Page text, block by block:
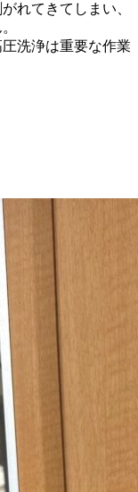
れてきてしまい、
洗浄は重要な作業